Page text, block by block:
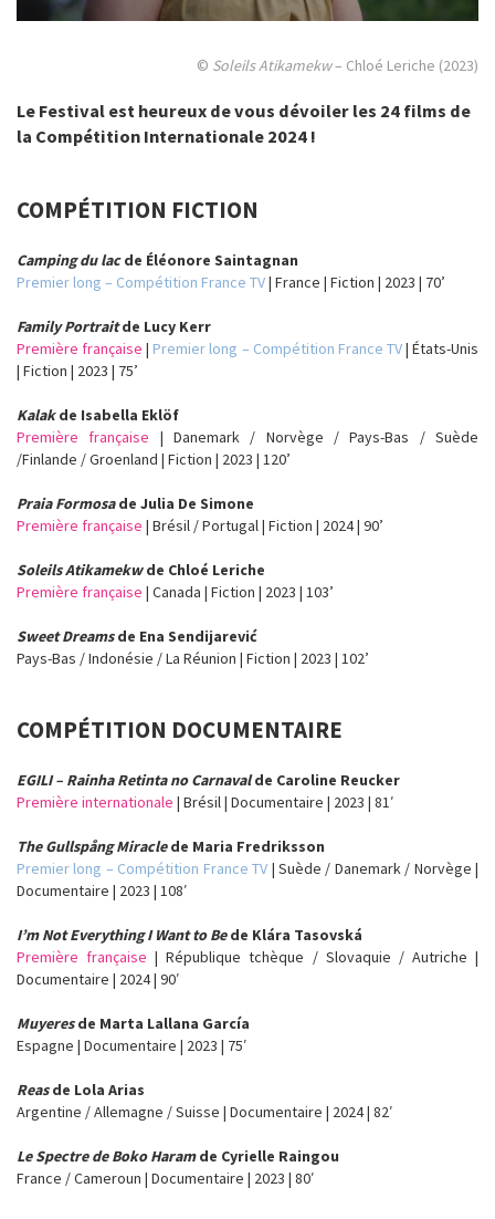
© Soleils Atikamekw– Chloé Leriche (2023)
Le Festival est heureux de vous dévoiler les 24 films de
la Compétition Internationale 2024 !
COMPÉTITION FICTION
Camping du lacde Éléonore Saintagnan
Premier long – Compétition France TV| France | Fiction | 2023 | 70’
Family Portraitde Lucy Kerr
Première française| Premier long – Compétition France TV| États-Unis
| Fiction | 2023 | 75’
Kalakde Isabella Eklöf
Première française | Danemark / Norvège / Pays-Bas / Suède
/Finlande / Groenland | Fiction | 2023 | 120’
Praia Formosade Julia De Simone
Première française | Brésil / Portugal | Fiction | 2024 | 90’
Soleils Atikamekwde Chloé Leriche
Première française | Canada | Fiction | 2023 | 103’
Sweet Dreamsde Ena Sendijarević
Pays-Bas / Indonésie / La Réunion | Fiction | 2023 | 102’
COMPÉTITION DOCUMENTAIRE
EGILI – Rainha Retinta no Carnavalde Caroline Reucker
Première internationale | Brésil | Documentaire | 2023 | 81′
The Gullspång Miraclede Maria Fredriksson
Premier long – Compétition France TV | Suède / Danemark / Norvège |
Documentaire | 2023 | 108′
I’m Not Everything I Want to Bede Klára Tasovská
Première française | République tchèque / Slovaquie / Autriche |
Documentaire | 2024 | 90′
Muyeresde Marta Lallana García
Espagne | Documentaire | 2023 | 75′
Reasde Lola Arias
Argentine / Allemagne / Suisse | Documentaire | 2024 | 82′
Le Spectre de Boko Haramde Cyrielle Raingou
France / Cameroun | Documentaire | 2023 | 80′